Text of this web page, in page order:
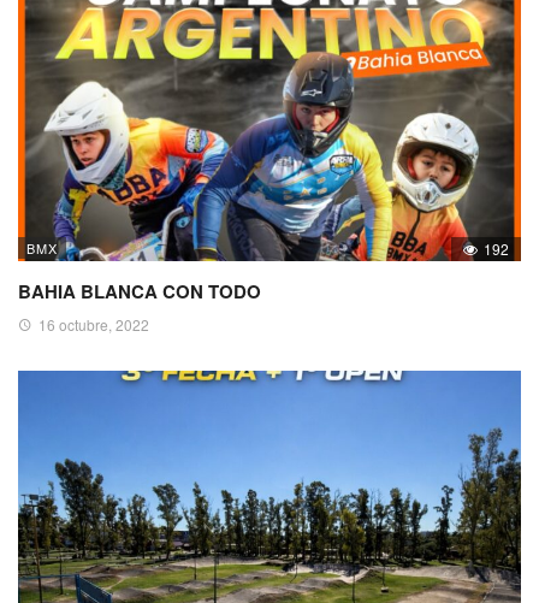
BMX 192
BAHIA BLANCA CON TODO
16 octubre, 2022